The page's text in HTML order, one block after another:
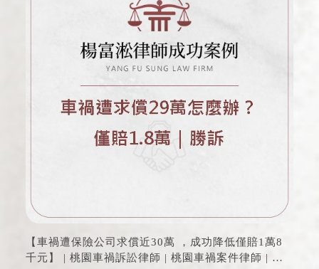
【車禍遭保險公司求償近30萬 ，成功降低僅賠1萬8
千元】 | 桃園車禍訴訟律師 | 桃園車禍案件律師 | 桃